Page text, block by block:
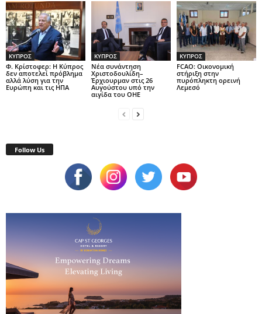
ΚΥΠΡΟΣ
Φ. Κρίστοφερ: Η Κύπρος
δεν αποτελεί πρόβλημα
αλλά λύση για την
Ευρώπη και τις ΗΠΑ
ΚΥΠΡΟΣ
Νέα συνάντηση
Χριστοδουλίδη–
Έρχιουρμαν στις 26
Αυγούστου υπό την
αιγίδα του ΟΗΕ
ΚΥΠΡΟΣ
FCAO: Οικονομική
στήριξη στην
πυρόπληκτη ορεινή
Λεμεσό
Follow Us